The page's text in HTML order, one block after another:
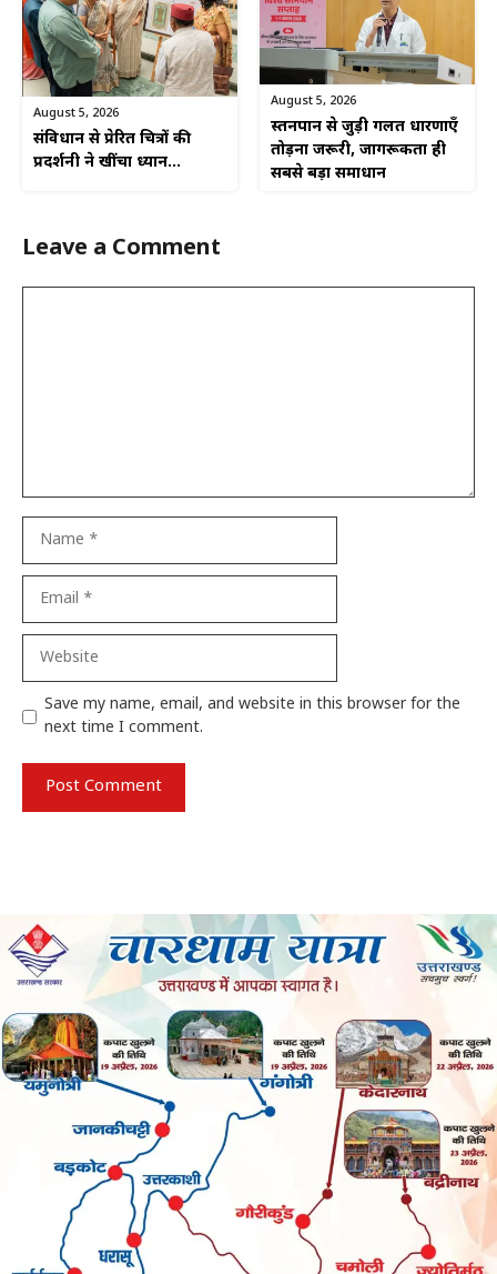
August 5, 2026
संविधान से प्रेरित चित्रों की
प्रदर्शनी ने खींचा ध्यान…
August 5, 2026
स्तनपान से जुड़ी गलत धारणाएँ
तोड़ना जरूरी, जागरूकता ही
सबसे बड़ा समाधान
Leave a Comment
Website
Save my name, email, and website in this browser for the
next time I comment.